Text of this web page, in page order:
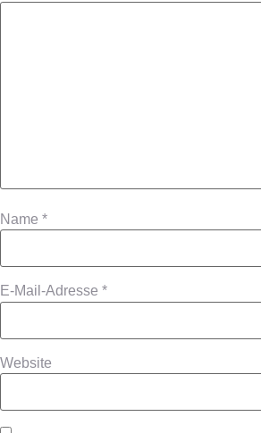
Name *
E-Mail-Adresse *
Website